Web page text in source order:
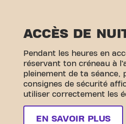
ACCÈS DE
Pendant les heures en
réservant ton créneau à
pleinement de ta séance,
consignes de sécurité
utiliser correctement les
EN SAVOIR PLUS